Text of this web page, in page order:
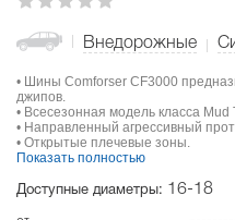
Внедорожные
• Шины Comforser CF3000
джипов.
• Всесезонная модель класса Mud
• Направленный агрессивный
• Открытые плечевые зоны.
Показать полностью
Доступные диаметры: 16-18